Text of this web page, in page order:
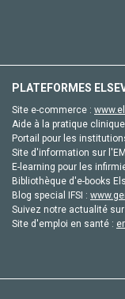
PLATEFORMES
Site e-commerce :
Aide à la pratique
Portail pour les
Site d'information sur
E-learning pour les
Bibliothèque d'e-books
Blog special IFSI :
Suivez notre actualité
Site d'emploi en santé :